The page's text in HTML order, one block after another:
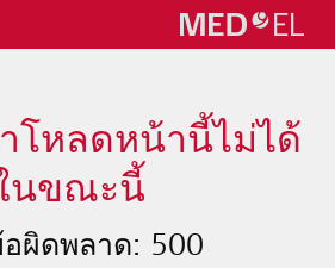
โหลดหน้านี้ไม่ได้
ในขณะนี้
ผิดพลาด: 500